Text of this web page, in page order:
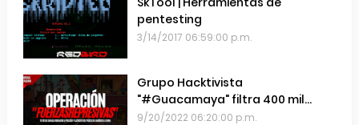
pentesting
3/14/2017 06:59:00 p.m.
Grupo Hacktivista
"#Guacamaya" filtra 400 mil
emails de las Fuerzas Armadas de
9/20/2022 06:20:00 p.m.